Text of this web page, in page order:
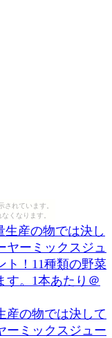
されています。
くなります。
産の物では決して
ーミックスジュー